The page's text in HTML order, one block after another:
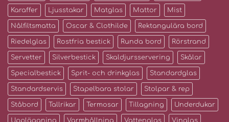
Karaffer Ljusstakar Matglas Mattor Mist
Nålfiltsmatta Oscar & Clothilde Rektangulära bord
Riedelglas Rostfria bestick Runda bord Rörstrand
Servetter Silverbestick Skaldjursservering Skålar
Specialbestick Sprit- och drinkglas Standardglas
Standardservis Stapelbara stolar Stolpar & rep
Ståbord Tallrikar Termosar Tillagning Underdukar
Uppläggning Varmhållning Vattenglas Vinglas